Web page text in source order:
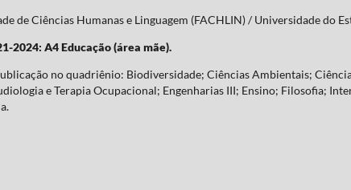
de Ciências Humanas e Linguagem (FACHLIN) / Universidade do
2024: A4 Educação (área mãe).
no quadriênio: Biodiversidade; Ciências Ambientais;
e Terapia Ocupacional; Engenharias III; Ensino; Filosofia;